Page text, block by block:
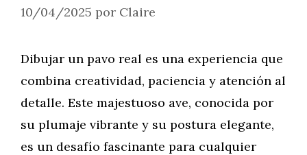
10/04/2025 por Claire
Dibujar un pavo real es una experiencia que
combina creatividad, paciencia y atención al
detalle. Este majestuoso ave, conocida por
su plumaje vibrante y su postura elegante,
es un desafío fascinante para cualquier